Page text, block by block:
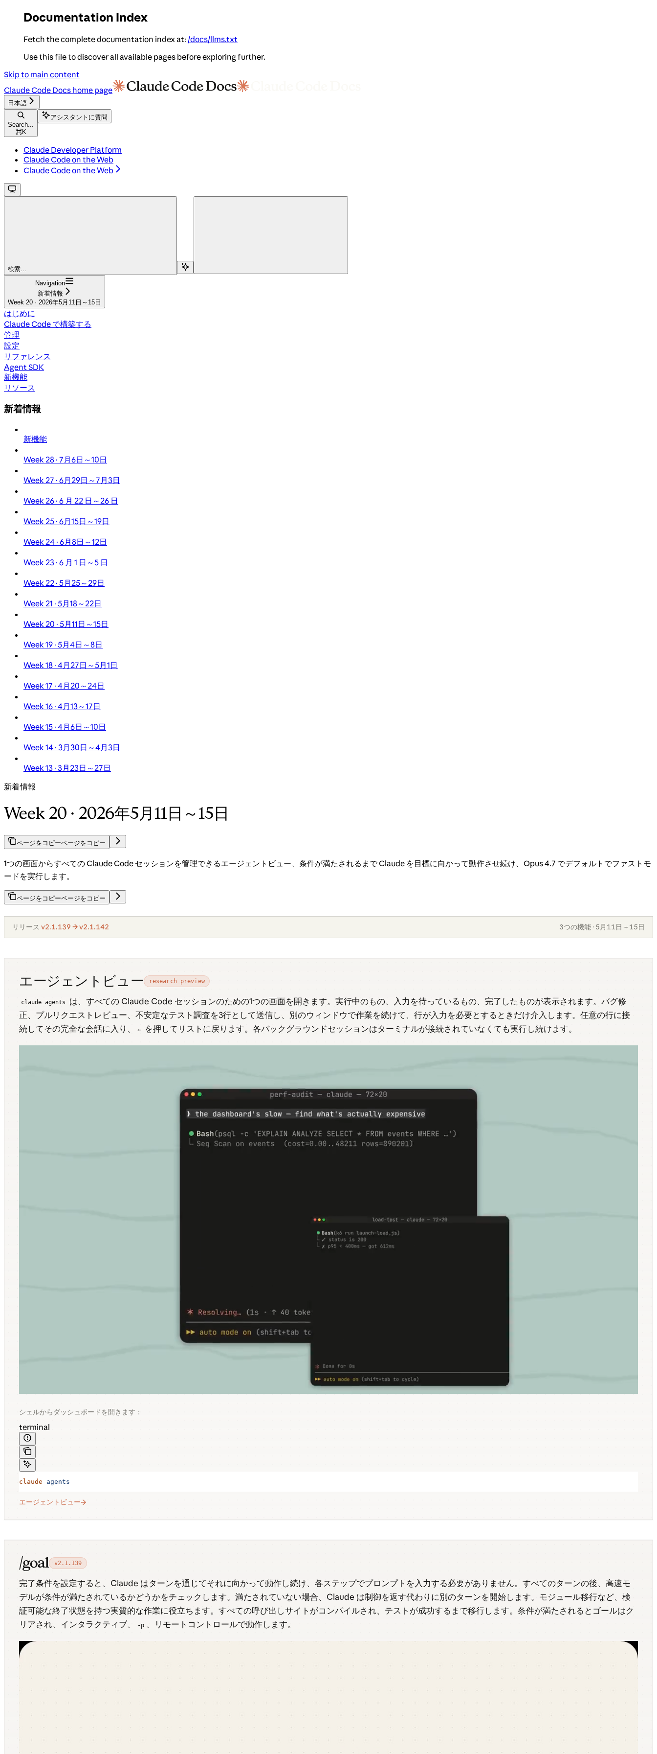
Documentation Index
Fetch the complete documentation index at: /docs/llms.txt
Use this file to discover all available pages before exploring further.
Skip to main content
Claude Code Docs home page
日本語
Search...
⌘K
アシスタントに質問
Claude Developer Platform
Claude Code on the Web
Claude Code on the Web
検索...
Navigation
新着情報
Week 20 · 2026年5月11日～15日
はじめに
Claude Code で構築する
管理
設定
リファレンス
Agent SDK
新機能
リソース
新着情報
新機能
Week 28 · 7月6日～10日
Week 27 · 6月29日～7月3日
Week 26 · 6 月 22 日～26 日
Week 25 · 6月15日～19日
Week 24 · 6月8日～12日
Week 23 · 6 月 1 日～5 日
Week 22 · 5月25～29日
Week 21 · 5月18～22日
Week 20 · 5月11日～15日
Week 19 · 5月4日～8日
Week 18 · 4月27日～5月1日
Week 17 · 4月20～24日
Week 16 · 4月13～17日
Week 15 · 4月6日～10日
Week 14 · 3月30日～4月3日
Week 13 · 3月23日～27日
新着情報
Week 20 · 2026年5月11日～15日
ページをコピーページをコピー
1つの画面からすべての Claude Code セッションを管理できるエージェントビュー、条件が満たされるまで Claude を目標に向かって動作させ続け、Opus 4.7 でデフォルトでファストモ
ードを実行します。
ページをコピーページをコピー
リリース v2.1.139 → v2.1.142 3つの機能 · 5月11日～15日
エージェントビュー research preview
claude agents
は、すべての Claude Code セッションのための1つの画面を開きます。実行中のもの、入力を待っているもの、完了したものが表示されます。バグ修
正、プルリクエストレビュー、不安定なテスト調査を3行として送信し、別のウィンドウで作業を続けて、行が入力を必要とするときだけ介入します。任意の行に接
続してその完全な会話に入り、
← を押してリストに戻ります。各バックグラウンドセッションはターミナルが接続されていなくても実行し続けます。
シェルからダッシュボードを開きます：
terminal
claude agents
エージェントビュー
/goal v2.1.139
完了条件を設定すると、Claude はターンを通じてそれに向かって動作し続け、各ステップでプロンプトを入力する必要がありません。すべてのターンの後、高速モ
デルが条件が満たされているかどうかをチェックします。満たされていない場合、Claude は制御を返す代わりに別のターンを開始します。モジュール移行など、検
証可能な終了状態を持つ実質的な作業に役立ちます。すべての呼び出しサイトがコンパイルされ、テストが成功するまで移行します。条件が満たされるとゴールはク
リアされ、インタラクティブ、
-p 、リモートコントロールで動作します。